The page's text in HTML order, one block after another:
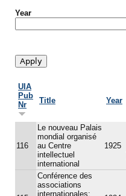
Year
UIA
Pub
Nr
Title Year
116
Le nouveau Palais
mondial organisé
au Centre
intellectuel
international
1925
Conférence des
associations
internationales: